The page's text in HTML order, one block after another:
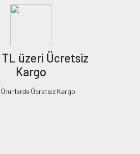
üzeri Ücretsiz
Kargo
Ürünlerde Ücretsiz Kargo